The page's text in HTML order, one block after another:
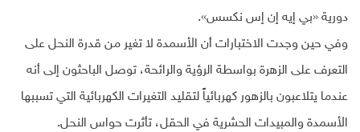
دورية «بي إيه إن إس نكسس».
وفي حين وجدت الاختبارات أن الأسمدة لا تغير من قدرة النحل على
التعرف على الزهرة بواسطة الرؤية والرائحة، توصل الباحثون إلى أنه
عندما يتلاعبون بالزهور كهربائياً لتقليد التغيرات الكهربائية التي تسببها
الأسمدة والمبيدات الحشرية في الحقل، تأثرت حواس النحل.